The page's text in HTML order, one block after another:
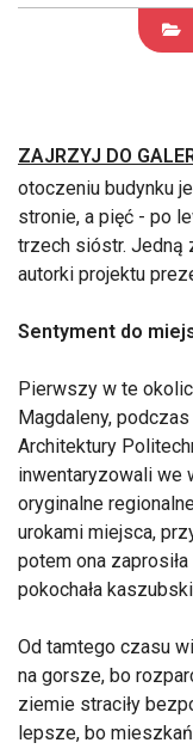
ZAJRZYJ DO
otoczeniu budynku
stronie, a pięć - po
trzech sióstr. Jedną
autorki projektu
Sentyment do
Pierwszy w te
Magdaleny,
Architektury
inwentaryzowali we
oryginalne
urokami miejsca,
potem ona
pokochała
Od tamtego czasu
na gorsze, bo
ziemie straciły
lepsze, bo